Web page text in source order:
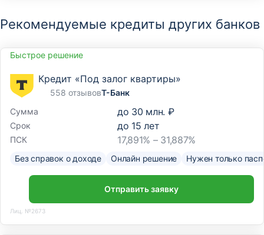
Рекомендуемые кредиты других банков
Быстрое решение
Кредит «Под залог квартиры»
558 отзывовТ-Банк
Сумма
до 30 млн. ₽
Срок до 15 лет
ПСК 17,891% – 31,887%
Без справок о доходе Онлайн решение Нужен только
Отправить заявку
Лиц. №2673